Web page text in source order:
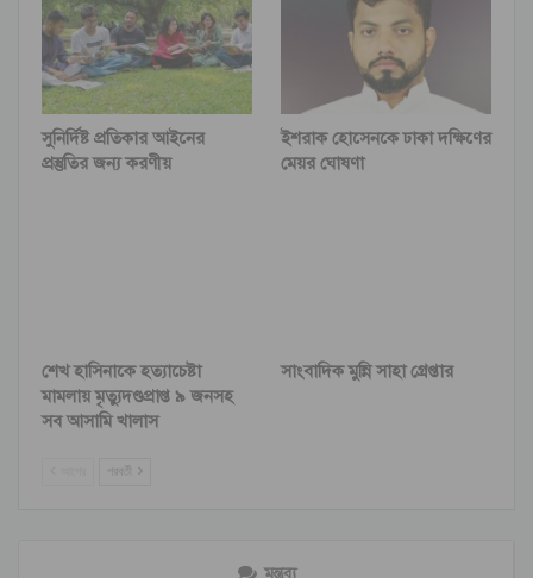
সুনির্দিষ্ট প্রতিকার আইনের
প্রস্তুতির জন্য করণীয়
ইশরাক হোসেনকে ঢাকা দক্ষিণের
মেয়র ঘোষণা
শেখ হাসিনাকে হত্যাচেষ্টা
মামলায় মৃত্যুদণ্ডপ্রাপ্ত ৯ জনসহ
সব আসামি খালাস
সাংবাদিক মুন্নি সাহা গ্রেপ্তার
পরবর্তী
মন্তব্য